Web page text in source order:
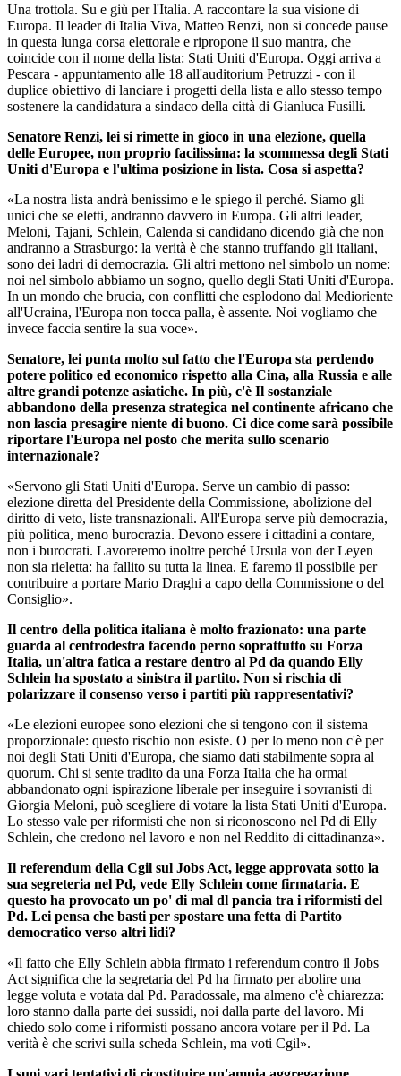
Una trottola. Su e giù per l'Italia. A raccontare la sua visione di
Europa. Il leader di Italia Viva, Matteo Renzi, non si concede pause
in questa lunga corsa elettorale e ripropone il suo mantra, che
coincide con il nome della lista: Stati Uniti d'Europa. Oggi arriva a
Pescara - appuntamento alle 18 all'auditorium Petruzzi - con il
duplice obiettivo di lanciare i progetti della lista e allo stesso tempo
sostenere la candidatura a sindaco della città di Gianluca Fusilli.
Senatore Renzi, lei si rimette in gioco in una elezione, quella
delle Europee, non proprio facilissima: la scommessa degli Stati
Uniti d'Europa e l'ultima posizione in lista. Cosa si aspetta?
«La nostra lista andrà benissimo e le spiego il perché. Siamo gli
unici che se eletti, andranno davvero in Europa. Gli altri leader,
Meloni, Tajani, Schlein, Calenda si candidano dicendo già che non
andranno a Strasburgo: la verità è che stanno truffando gli italiani,
sono dei ladri di democrazia. Gli altri mettono nel simbolo un nome:
noi nel simbolo abbiamo un sogno, quello degli Stati Uniti d'Europa.
In un mondo che brucia, con conflitti che esplodono dal Medioriente
all'Ucraina, l'Europa non tocca palla, è assente. Noi vogliamo che
invece faccia sentire la sua voce».
Senatore, lei punta molto sul fatto che l'Europa sta perdendo
potere politico ed economico rispetto alla Cina, alla Russia e alle
altre grandi potenze asiatiche. In più, c'è Il sostanziale
abbandono della presenza strategica nel continente africano che
non lascia presagire niente di buono. Ci dice come sarà possibile
riportare l'Europa nel posto che merita sullo scenario
internazionale?
«Servono gli Stati Uniti d'Europa. Serve un cambio di passo:
elezione diretta del Presidente della Commissione, abolizione del
diritto di veto, liste transnazionali. All'Europa serve più democrazia,
più politica, meno burocrazia. Devono essere i cittadini a contare,
non i burocrati. Lavoreremo inoltre perché Ursula von der Leyen
non sia rieletta: ha fallito su tutta la linea. E faremo il possibile per
contribuire a portare Mario Draghi a capo della Commissione o del
Consiglio».
Il centro della politica italiana è molto frazionato: una parte
guarda al centrodestra facendo perno soprattutto su Forza
Italia, un'altra fatica a restare dentro al Pd da quando Elly
Schlein ha spostato a sinistra il partito. Non si rischia di
polarizzare il consenso verso i partiti più rappresentativi?
«Le elezioni europee sono elezioni che si tengono con il sistema
proporzionale: questo rischio non esiste. O per lo meno non c'è per
noi degli Stati Uniti d'Europa, che siamo dati stabilmente sopra al
quorum. Chi si sente tradito da una Forza Italia che ha ormai
abbandonato ogni ispirazione liberale per inseguire i sovranisti di
Giorgia Meloni, può scegliere di votare la lista Stati Uniti d'Europa.
Lo stesso vale per riformisti che non si riconoscono nel Pd di Elly
Schlein, che credono nel lavoro e non nel Reddito di cittadinanza».
Il referendum della Cgil sul Jobs Act, legge approvata sotto la
sua segreteria nel Pd, vede Elly Schlein come firmataria. E
questo ha provocato un po' di mal dl pancia tra i riformisti del
Pd. Lei pensa che basti per spostare una fetta di Partito
democratico verso altri lidi?
«Il fatto che Elly Schlein abbia firmato i referendum contro il Jobs
Act significa che la segretaria del Pd ha firmato per abolire una
legge voluta e votata dal Pd. Paradossale, ma almeno c'è chiarezza:
loro stanno dalla parte dei sussidi, noi dalla parte del lavoro. Mi
chiedo solo come i riformisti possano ancora votare per il Pd. La
verità è che scrivi sulla scheda Schlein, ma voti Cgil».